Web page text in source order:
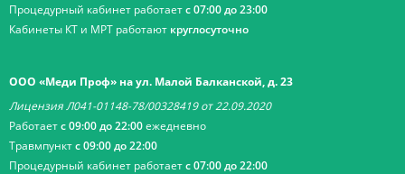
Процедурный кабинет работаетс 07:00 до 23:00
Кабинеты КТ и МРТ работают круглосуточно
ООО «Меди Проф» на ул. Малой Балканской, д. 23
Лицензия Л041-01148-78/00328419 от 22.09.2020
Работаетс 09:00 до 22:00ежедневно
Травмпунктс 09:00 до 22:00
Процедурный кабинет работаетс 07:00 до 22:00